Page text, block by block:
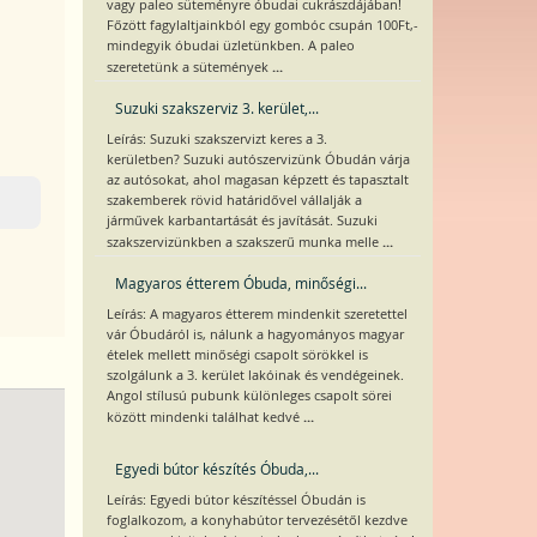
vagy paleo süteményre óbudai cukrászdájában!
Főzött fagylaltjainkból egy gombóc csupán 100Ft,-
mindegyik óbudai üzletünkben. A paleo
szeretetünk a sütemények ...
Suzuki szakszerviz 3. kerület,...
Leírás: Suzuki szakszervizt keres a 3.
kerületben? Suzuki autószervizünk Óbudán várja
az autósokat, ahol magasan képzett és tapasztalt
szakemberek rövid határidővel vállalják a
járművek karbantartását és javítását. Suzuki
szakszervizünkben a szakszerű munka melle ...
Magyaros étterem Óbuda, minőségi...
Leírás: A magyaros étterem mindenkit szeretettel
vár Óbudáról is, nálunk a hagyományos magyar
ételek mellett minőségi csapolt sörökkel is
szolgálunk a 3. kerület lakóinak és vendégeinek.
Angol stílusú pubunk különleges csapolt sörei
között mindenki találhat kedvé ...
Egyedi bútor készítés Óbuda,...
Leírás: Egyedi bútor készítéssel Óbudán is
foglalkozom, a konyhabútor tervezésétől kezdve